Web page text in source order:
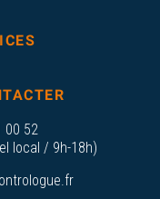
00 52
local / 9h-18h)